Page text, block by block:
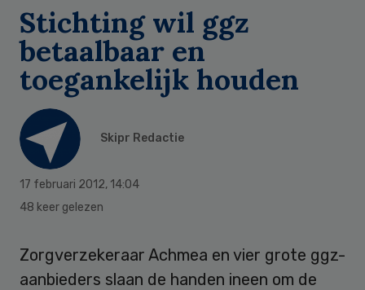
Stichting wil ggz
betaalbaar en
toegankelijk houden
Skipr Redactie
17 februari 2012, 14:04
48 keer gelezen
Zorgverzekeraar Achmea en vier grote ggz-
aanbieders slaan de handen ineen om de